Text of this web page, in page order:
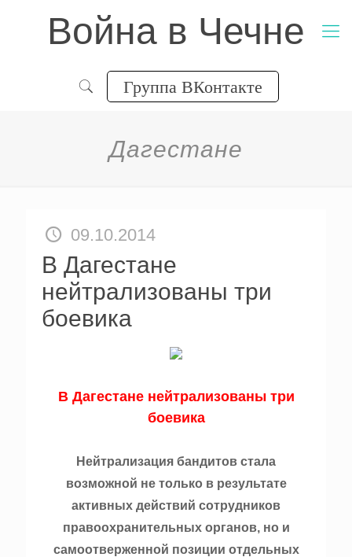
Война в Чечне
Группа ВКонтакте
Дагестане
09.10.2014
В Дагестане
нейтрализованы три
боевика
В Дагестане нейтрализованы три
боевика
Нейтрализация бандитов стала
возможной не только в результате
активных действий сотрудников
правоохранительных органов, но и
самоотверженной позиции отдельных